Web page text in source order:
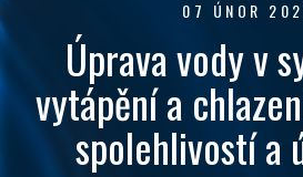
07 ÚNOR
Úprava vody v
vytápění a
spolehlivostí a